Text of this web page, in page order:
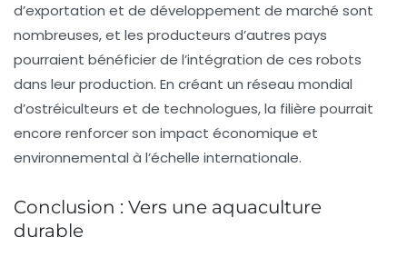
d’exportation et de développement de marché sont
nombreuses, et les producteurs d’autres pays
pourraient bénéficier de l’intégration de ces robots
dans leur production. En créant un réseau mondial
d’ostréiculteurs et de technologues, la filière pourrait
encore renforcer son impact économique et
environnemental à l’échelle internationale.
Conclusion : Vers une aquaculture
durable